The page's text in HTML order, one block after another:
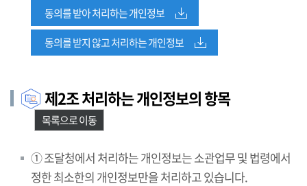
동의를 받아 처리하는 개인정보
동의를 받지 않고 처리하는 개인정보
제2조 처리하는 개인정보의 항목
목록으로 이동
① 조달청에서 처리하는 개인정보는 소관업무 및 법령에서
정한 최소한의 개인정보만을 처리하고 있습니다.